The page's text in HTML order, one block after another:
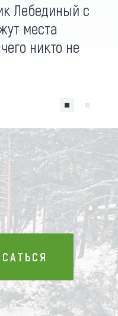
Лебединый с
места
никто не